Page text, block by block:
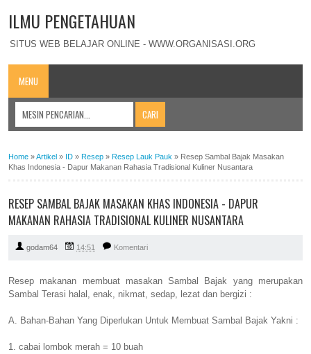
ILMU PENGETAHUAN
SITUS WEB BELAJAR ONLINE - WWW.ORGANISASI.ORG
MENU
Home »Artikel » ID » Resep » Resep Lauk Pauk » Resep Sambal Bajak Masakan
Khas Indonesia - Dapur Makanan Rahasia Tradisional Kuliner Nusantara
RESEP SAMBAL BAJAK MASAKAN KHAS INDONESIA - DAPUR
MAKANAN RAHASIA TRADISIONAL KULINER NUSANTARA
godam64 14:51 Komentari
Resep makanan membuat masakan Sambal Bajak yang merupakan
Sambal Terasi halal, enak, nikmat, sedap, lezat dan bergizi :
A. Bahan-Bahan Yang Diperlukan Untuk Membuat Sambal Bajak Yakni :
1. cabai lombok merah = 10 buah